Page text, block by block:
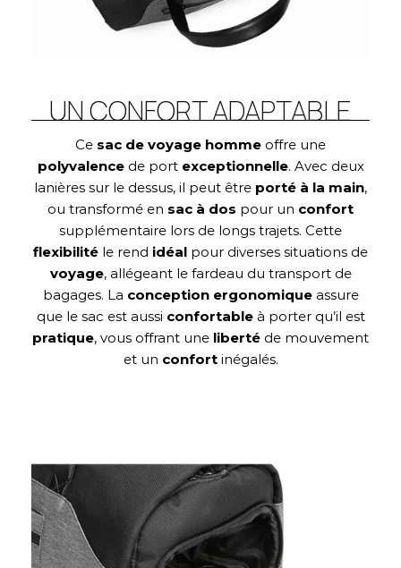
UN CONFORT ADAPTABLE
Ce sac de voyage homme offre une
polyvalencede port exceptionnelle. Avec deux
lanières sur le dessus, il peut être porté à la main,
ou transformé en sac à dos pour un confort
supplémentaire lors de longs trajets. Cette
flexibilité le rend idéal pour diverses situations de
voyage, allégeant le fardeau du transport de
bagages. La conception ergonomiqueassure
que le sac est aussi confortableà porter qu’il est
pratique, vous offrant une liberté de mouvement
et un confortinégalés.